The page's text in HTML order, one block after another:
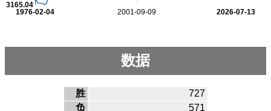
2001-09-09
1976-02-04 2026-07-13
3165.04
数据
胜
727
负
571